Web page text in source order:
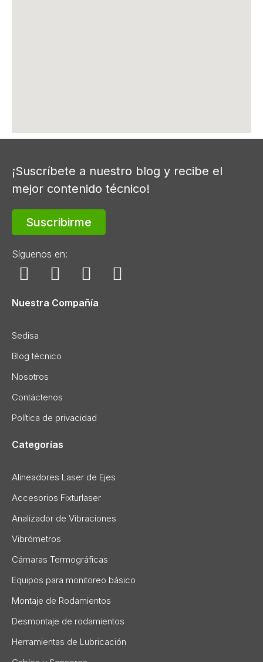
¡Suscríbete a nuestro blog y recibe el
mejor contenido técnico!
Suscribirme
Síguenos en:
Nuestra Compañía
Sedisa
Blog técnico
Nosotros
Contáctenos
Política de privacidad
Categorías
Alineadores Laser de Ejes
Accesorios Fixturlaser
Analizador de Vibraciones
Vibrómetros
Cámaras Termográficas
Equipos para monitoreo básico
Montaje de Rodamientos
Desmontaje de rodamientos
Herramientas de Lubricación